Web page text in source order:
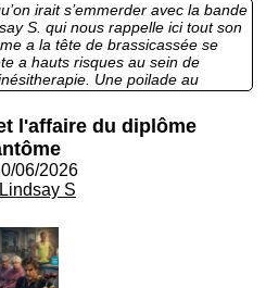
irait s’emmerder avec la bande
S. qui nous rappelle ici tout son
a la tête de brassicassée se
a hauts risques au sein de
Une poilade au
à la fin : même la saturation de
parfois chez Kiloutou vient
de ce récit délirant. Le
Maigret et les Monty Python,
le rôle de Navet et Pierre Niney
De cette soupe-là, on en
l'affaire du diplôme
06/2026
Lindsay S